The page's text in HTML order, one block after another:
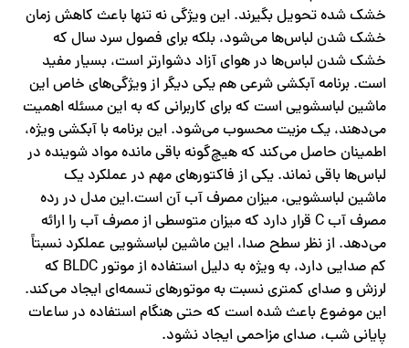
خشک ‌شده تحویل بگیرند. این ویژگی نه‌ تنها باعث کاهش زمان
خشک شدن لباس‌ها می‌شود، بلکه برای فصول سرد سال که
خشک شدن لباس‌ها در هوای آزاد دشوارتر است، بسیار مفید
است. برنامه آبکشی شرعی هم یکی دیگر از ویژگی‌های خاص این
ماشین لباسشویی است که برای کاربرانی که به این مسئله اهمیت
می‌دهند، یک مزیت محسوب می‌شود. این برنامه با آبکشی ویژه،
اطمینان حاصل می‌کند که هیچ‌گونه باقی ‌مانده مواد شوینده در
لباس‌ها باقی نماند. یکی از فاکتورهای مهم در عملکرد یک
ماشین لباسشویی، میزان مصرف آب آن است.این مدل در رده
مصرف آب C قرار دارد که میزان متوسطی از مصرف آب را ارائه
می‌دهد. از نظر سطح صدا، این ماشین لباسشویی عملکرد نسبتاً
کم‌ صدایی دارد، به ‌ویژه به دلیل استفاده از موتور BLDC که
لرزش و صدای کمتری نسبت به موتورهای تسمه‌ای ایجاد می‌کند.
این موضوع باعث شده است که حتی هنگام استفاده در ساعات
پایانی شب، صدای مزاحمی ایجاد نشود.